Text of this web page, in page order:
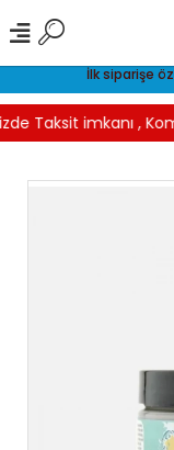
İlk siparişe
Taksit imkanı ,